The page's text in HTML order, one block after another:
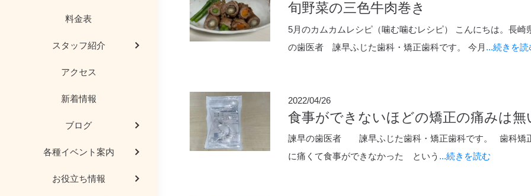
メディカルライトエアー
新型コロナウィルスの現状
歯科用ＣＴ
AED（自動体外式除細動器）
患者様の喜びの笑顔
医院見学
審美治療
マタニティー歯科
顎関節症、噛み合わせ
料金表
スタッフ紹介
アクセス
新着情報
ブログ
院長コラム
各種イベント案内
お役立ち情報
歯科豆知識
旬野菜の三色牛肉巻き
5月のカムカムレシピ（噛む噛むレシピ） こんにちは。長崎
の歯医者 諫早ふじた歯科・矯正歯科です。 今月 ...続きを読
2022/04/26
食事ができないほどの矯正の痛みは無
諫早の歯医者 諫早ふじた歯科・矯正歯科です。 歯科矯
に痛くて食事ができなかった という ...続きを読む